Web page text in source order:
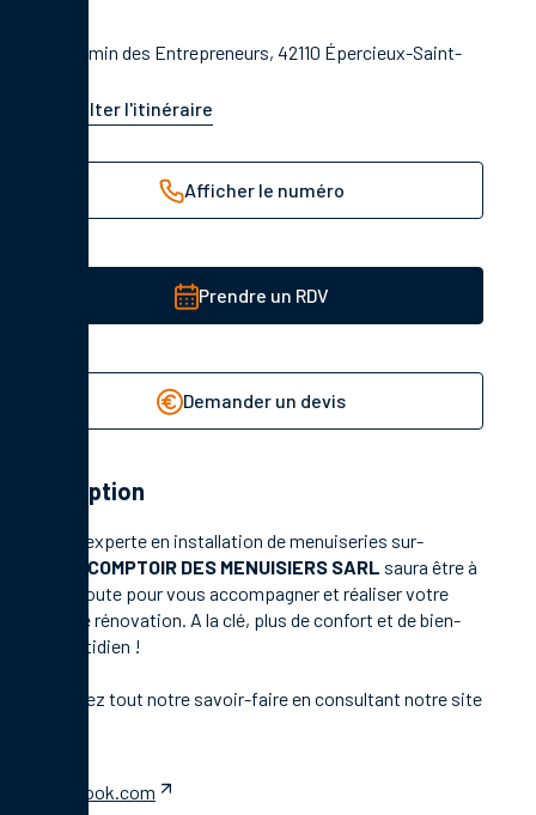
22 Chemin des Entrepreneurs, 42110 Épercieux-Saint-
Consulter l'itinéraire
Afficher le numéro
Prendre un RDV
Demander un devis
Description
Société experte en installation de menuiseries sur-
COMPTOIR DES MENUISIERS SARL saura être à
votre écoute pour vous accompagner et réaliser votre
projet de rénovation. A la clé, plus de confort et de bien-
être quotidien !
Découvrez tout notre savoir-faire en consultant notre site
facebook.com